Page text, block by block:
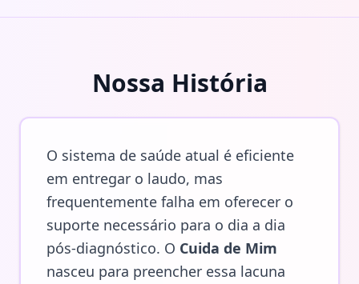
Nossa História
O sistema de saúde atual é eficiente
em entregar o laudo, mas
frequentemente falha em oferecer o
suporte necessário para o dia a dia
pós-diagnóstico. O Cuida de Mim
nasceu para preencher essa lacuna